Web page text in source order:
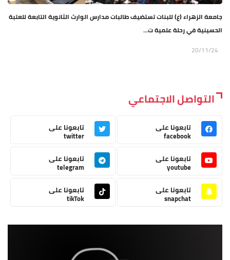
جامعة الزهراء (ع) للبنات تستضيف طالبات مدارس الوارث الثانوية التابعة للعتبة
الحسينية في رحلة علمية ت...
20/11/24
التواصل الاجتماعي
تابعونا على
facebook
تابعونا على
twitter
تابعونا على
youtube
تابعونا على
telegram
تابعونا على
snapchat
تابعونا على
tikTok